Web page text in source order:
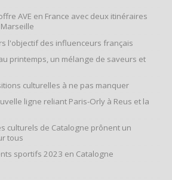
AVE en France avec deux itinéraires
l'objectif des influenceurs français
printemps, un mélange de saveurs et
culturelles à ne pas manquer
ligne reliant Paris-Orly à Reus et la
culturels de Catalogne prônent un
tous
sportifs 2023 en Catalogne